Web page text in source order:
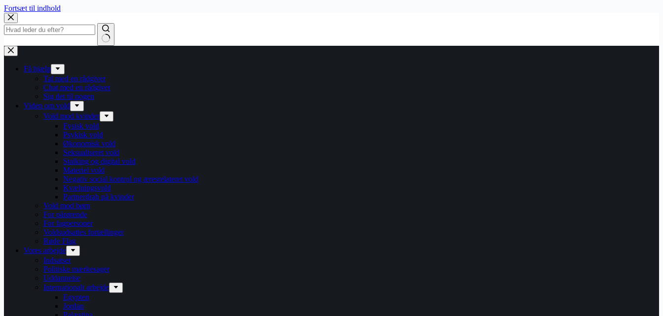
Fortsæt til indhold
Få hjælp
Tal med en rådgiver
Chat med en rådgiver
Sig det til nogen
Viden om vold
Vold mod kvinder
Fysisk vold
Psykisk vold
Økonomisk vold
Seksualiseret vold
Stalking og digital vold
Materiel vold
Negativ social kontrol og æresrelateret vold
Kvælningsvold
Partnerdrab på kvinder
Vold mod børn
For pårørende
For fagpersoner
Voldsudsattes fortællinger
Røde Flag
Vores arbejde
Indsatser
Politiske mærkesager
Uddannelse
Internationalt arbejde
Egypten
Jordan